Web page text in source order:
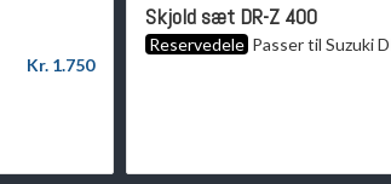
Kr. 1.750
Skjold sæt DR-Z 400
Reservedele Passer til Suzuki